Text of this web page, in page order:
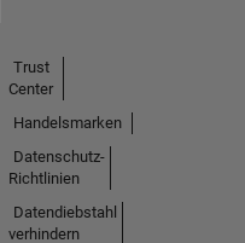
Trust
Center
Handelsmarken
Datenschutz-
Richtlinien
Datendiebstahl
verhindern